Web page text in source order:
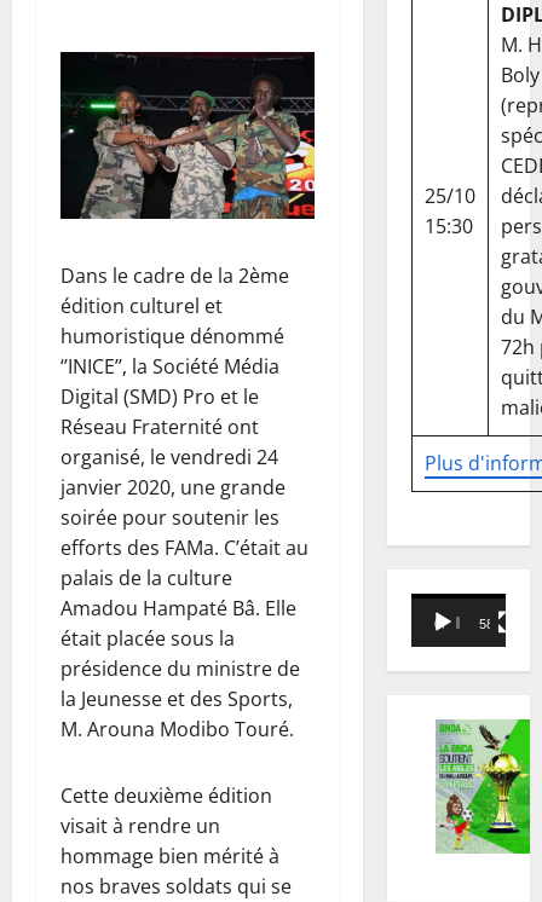
Dans le cadre de la 2ème
édition culturel et
humoristique dénommé
‘’INICE’’, la Société Média
Digital (SMD) Pro et le
Réseau Fraternité ont
organisé, le vendredi 24
janvier 2020, une grande
soirée pour soutenir les
efforts des FAMa. C’était au
palais de la culture
Amadou Hampaté Bâ. Elle
était placée sous la
présidence du ministre de
la Jeunesse et des Sports,
M. Arouna Modibo Touré.
Cette deuxième édition
visait à rendre un
hommage bien mérité à
nos braves soldats qui se
Plus
25/10
15:30
M.
Boly
du
72h
Lecteur
vidéo
00:00 58:18